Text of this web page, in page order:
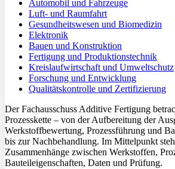
Automobil und Fahrzeuge
Luft- und Raumfahrt
Gesundheitswesen und Biomedizin
Elektronik
Bauen und Konstruktion
Fertigung und Produktionstechnik
Kreislaufwirtschaft und Umweltschutz
Forschung und Entwicklung
Qualitätskontrolle und Zertifizierung
Der Fachausschuss Additive Fertigung
Prozesskette – von der Aufbereitung der
Werkstoffbewertung, Prozessführung und
bis zur Nachbehandlung. Im Mittelpunkt
Zusammenhänge zwischen Werkstoffen,
Bauteileigenschaften, Daten und Prüfung.